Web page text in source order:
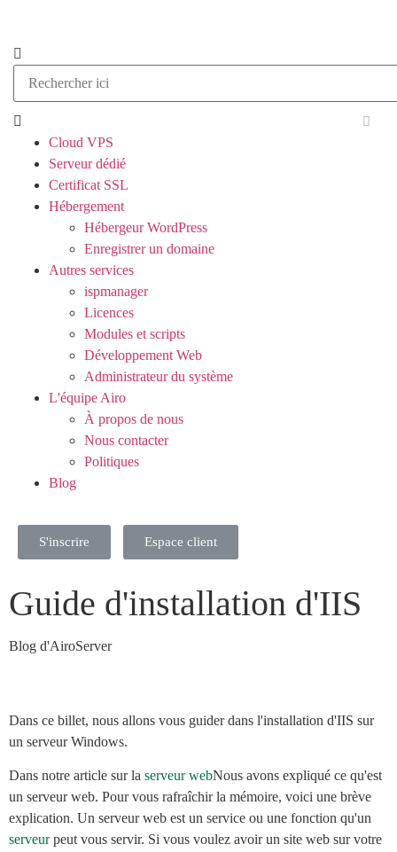
Cloud VPS
Serveur dédié
Certificat SSL
Hébergement
Hébergeur WordPress
Enregistrer un domaine
Autres services
ispmanager
Licences
Modules et scripts
Développement Web
Administrateur du système
L'équipe Airo
À propos de nous
Nous contacter
Politiques
Blog
S'inscrire Espace client
Guide d'installation d'IIS
Blog d'AiroServer
Dans ce billet, nous allons vous guider dans l'installation d'IIS sur
un serveur Windows.
Dans notre article sur la serveur webNous avons expliqué ce qu'est
un serveur web. Pour vous rafraîchir la mémoire, voici une brève
explication. Un serveur web est un service ou une fonction qu'un
serveurpeut vous servir. Si vous voulez avoir un site web sur votre